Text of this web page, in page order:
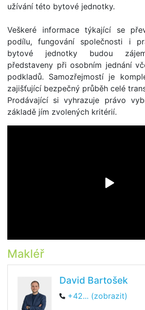
užívání této bytové jednotky.
Veškeré informace týkající se
podílu, fungování společnosti i
bytové jednotky budou
představeny při osobním jednání
podkladů. Samozřejmostí je
zajišťující bezpečný průběh celé
Prodávající si vyhrazuje právo
základě jím zvolených kritérií.
Makléř
David Bartošek
+42... (zobrazit)